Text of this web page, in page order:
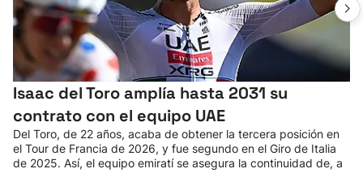
Isaac del Toro amplía hasta 2031 su
contrato con el equipo UAE
Del Toro, de 22 años, acaba de obtener la tercera posición en
el Tour de Francia de 2026, y fue segundo en el Giro de Italia
de 2025. Así, el equipo emiratí se asegura la continuidad de, a